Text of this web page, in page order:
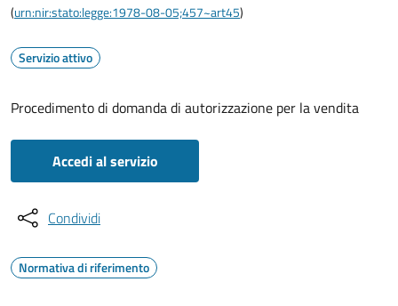
(urn:nir:stato:legge:1978-08-05;457~art45)
Servizio attivo
Procedimento di domanda di autorizzazione per la vendita
Accedi al servizio
Condividi
Normativa di riferimento